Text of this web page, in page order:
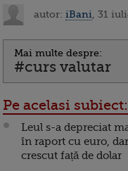
autor: iBani , 31
Mai multe despre:
#curs valutar
Pe acelasi subiect:
Leul s-a depreciat
în raport cu euro,
crescut față de dolar